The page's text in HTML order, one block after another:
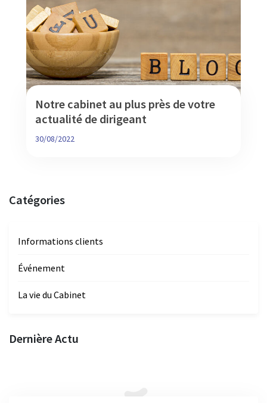
Nos missions de conseils en entreprenariat
Notre cabinet au plus près de votre
actualité de dirigeant
30/08/2022
Catégories
Informations clients
Événement
La vie du Cabinet
Dernière Actu